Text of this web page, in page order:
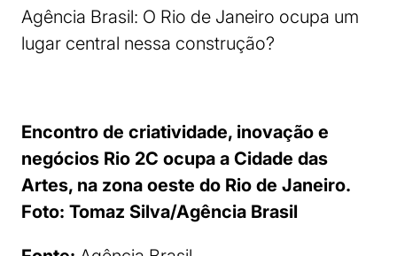
Agência Brasil: O Rio de Janeiro ocupa um
lugar central nessa construção?
Encontro de criatividade, inovação e
negócios Rio 2C ocupa a Cidade das
Artes, na zona oeste do Rio de Janeiro.
Foto: Tomaz Silva/Agência Brasil